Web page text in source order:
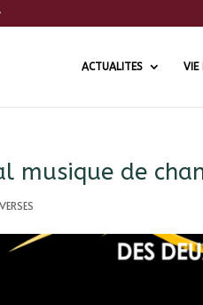
ACTUALITES VIE
musique de